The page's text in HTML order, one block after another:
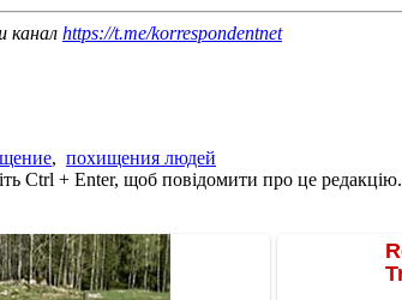
канал https://t.me/korrespondentnet
, похищения людей
Ctrl + Enter, щоб повідомити про це редакцію.